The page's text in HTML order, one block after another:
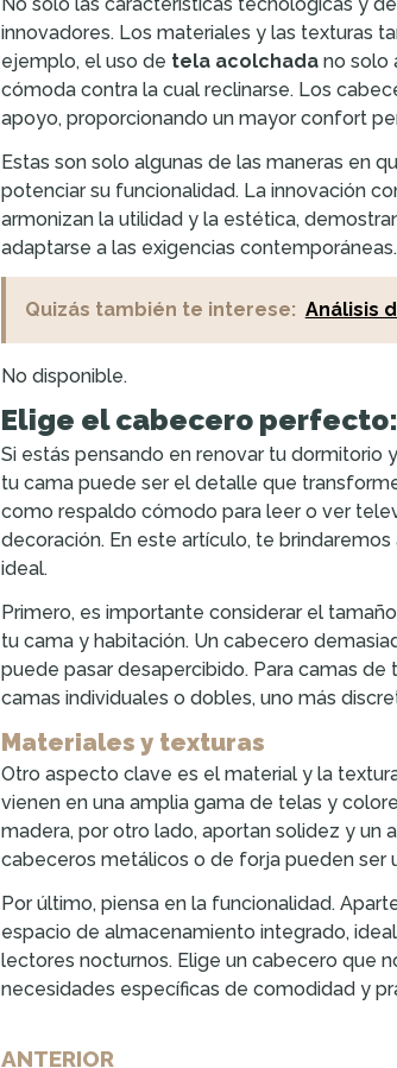
innovadores. Los materiales y las texturas
ejemplo, el uso de tela acolchadano solo
cómoda contra la cual reclinarse. Los
apoyo, proporcionando un mayor confort
Estas son solo algunas de las maneras en
potenciar su funcionalidad. La innovación
armonizan la utilidad y la estética,
adaptarse a las exigencias contemporáneas.
Quizás también te interese: Análisis
No disponible.
Elige el cabecero
Si estás pensando en renovar tu dormitorio
tu cama puede ser el detalle que
como respaldo cómodo para leer o ver
decoración. En este artículo, te
ideal.
Primero, es importante considerar el
tu cama y habitación. Un cabecero
puede pasar desapercibido. Para camas
camas individuales o dobles, uno más
Materiales y texturas
Otro aspecto clave es el material y la
vienen en una amplia gama de telas y
madera, por otro lado, aportan solidez y un
cabeceros metálicos o de forja pueden ser
Por último, piensa en la funcionalidad.
espacio de almacenamiento integrado,
lectores nocturnos. Elige un cabecero que
necesidades específicas de comodidad y
ANTERIOR